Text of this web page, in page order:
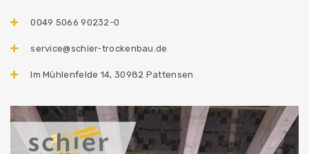
0049 5066 90232-0
service@schier-trockenbau.de
Im Mühlenfelde 14, 30982 Pattensen